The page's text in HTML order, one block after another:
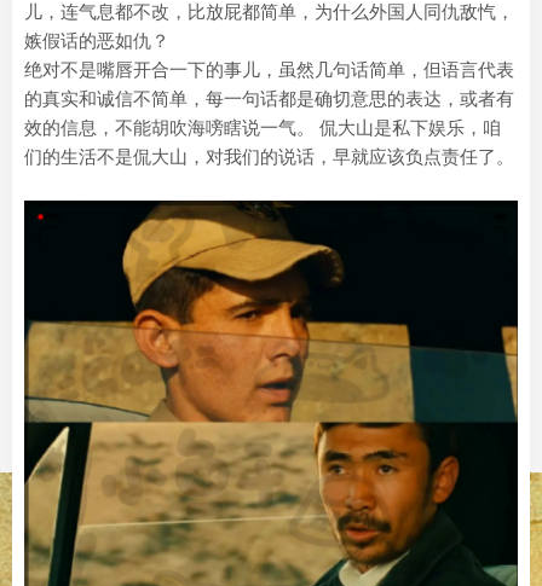
儿，连气息都不改，比放屁都简单，为什么外国人同仇敌忾，
嫉假话的恶如仇？
绝对不是嘴唇开合一下的事儿，虽然几句话简单，但语言代表
的真实和诚信不简单，每一句话都是确切意思的表达，或者有
效的信息，不能胡吹海嗙瞎说一气。 侃大山是私下娱乐，咱
们的生活不是侃大山，对我们的说话，早就应该负点责任了。